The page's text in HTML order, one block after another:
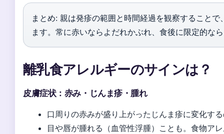
まとめ: 親は発疹の範囲と時間経過を観察すること
ます。常に赤いならよだれかぶれ、食後に限定的な
離乳食アレルギーのサインは？
皮膚症状：赤み・じんま疹・腫れ
口周りの赤みが盛り上がったじんま疹に変化す
目や唇が腫れる（血管性浮腫）ことも。食物ア